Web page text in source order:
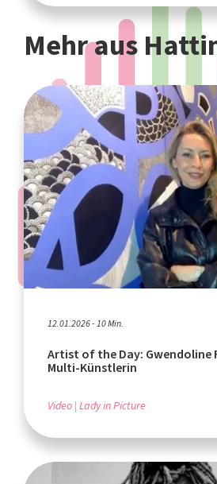
Mehr aus
12.01.2026 - 10 Min.
Artist of the Day: Gwendoline
Multi-Künstlerin
Video Lady in Picture